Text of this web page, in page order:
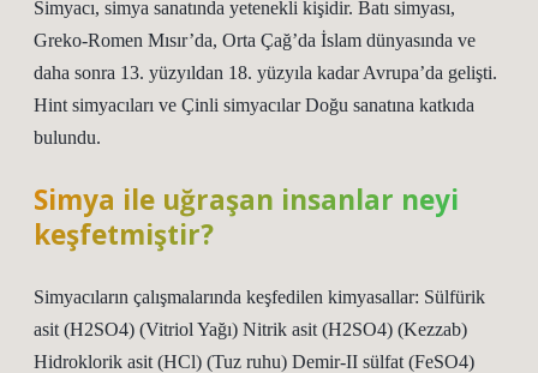
Simyacı, simya sanatında yetenekli kişidir. Batı simyası,
Greko-Romen Mısır’da, Orta Çağ’da İslam dünyasında ve
daha sonra 13. yüzyıldan 18. yüzyıla kadar Avrupa’da gelişti.
Hint simyacıları ve Çinli simyacılar Doğu sanatına katkıda
bulundu.
Simya ile uğraşan insanlar neyi
keşfetmiştir?
Simyacıların çalışmalarında keşfedilen kimyasallar: Sülfürik
asit (H2SO4) (Vitriol Yağı) Nitrik asit (H2SO4) (Kezzab)
Hidroklorik asit (HCl) (Tuz ruhu) Demir-II sülfat (FeSO4)